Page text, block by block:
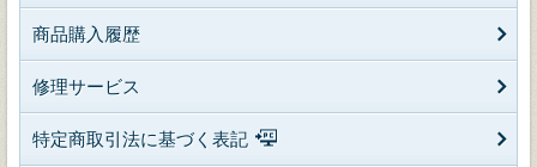
商品購入履歴
修理サービス
特定商取引法に基づく表記